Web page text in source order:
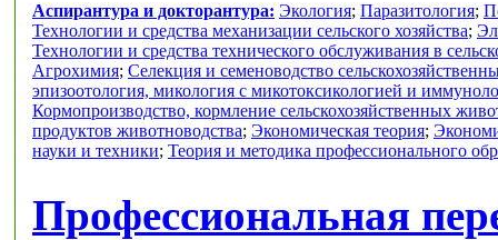
Аспирантура и докторантура: Экология; Паразитология;
Технологии и средства механизации сельского хозяйства;
Технологии и средства технического обслуживания в
Агрохимия; Селекция и семеноводство
эпизоотология, микология с микотоксикологией и
Кормопроизводство, кормление сельскохозяйственных
продуктов животноводства; Экономическая теория;
науки и техники; Теория и методика профессионального
Профессиональная